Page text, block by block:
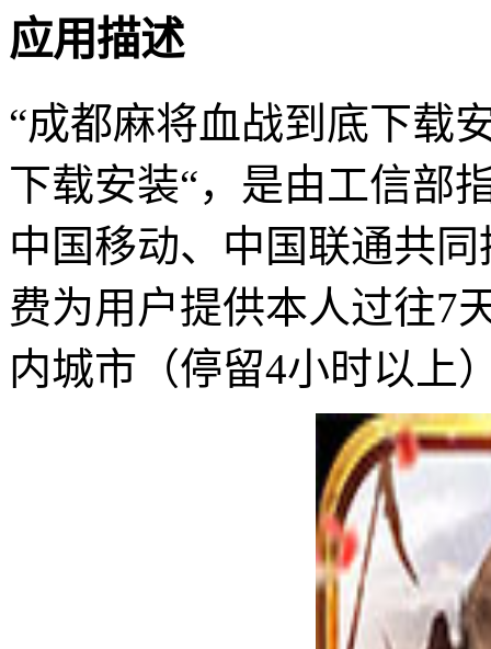
应用描述
“成都麻将血战到底下载
下载安装“，是由工信部
中国移动、中国联通共
费为用户提供本人过往7
内城市（停留4小时以上